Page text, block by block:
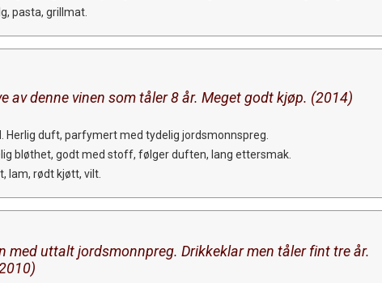
pasta, grillmat.
av denne vinen som tåler 8 år. Meget godt kjøp. (2014)
Herlig duft, parfymert med tydelig jordsmonnspreg.
bløthet, godt med stoff, følger duften, lang ettersmak.
lam, rødt kjøtt, vilt.
med uttalt jordsmonnpreg. Drikkeklar men tåler fint tre år.